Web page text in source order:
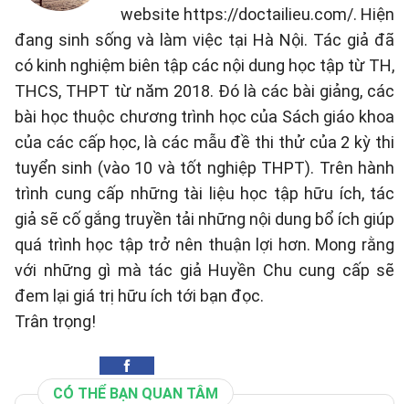
website https://doctailieu.com/. Hiện
đang sinh sống và làm việc tại Hà Nội. Tác giả đã
có kinh nghiệm biên tập các nội dung học tập từ TH,
THCS, THPT từ năm 2018. Đó là các bài giảng, các
bài học thuộc chương trình học của Sách giáo khoa
của các cấp học, là các mẫu đề thi thử của 2 kỳ thi
tuyển sinh (vào 10 và tốt nghiệp THPT). Trên hành
trình cung cấp những tài liệu học tập hữu ích, tác
giả sẽ cố gắng truyền tải những nội dung bổ ích giúp
quá trình học tập trở nên thuận lợi hơn. Mong rằng
với những gì mà tác giả Huyền Chu cung cấp sẽ
đem lại giá trị hữu ích tới bạn đọc.
Trân trọng!
CÓ THỂ BẠN QUAN TÂM